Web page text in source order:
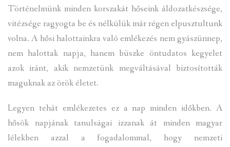
Történelmünk minden korszakát hőseink áldozatkészsége,
vitézsége ragyogta be és nélkülük már régen elpusztultunk
volna. A hősi halottainkra való emlékezés nem gyászünnep,
nem halottak napja, hanem büszke öntudatos kegyelet
azok iránt, akik nemzetünk megváltásával biztosították
maguknak az örök életet.
Legyen tehát emlékezetes ez a nap minden időkben. A
hősök napjának tanulságai izzanak át minden magyar
lélekben azzal a fogadalommal, hogy nemzeti